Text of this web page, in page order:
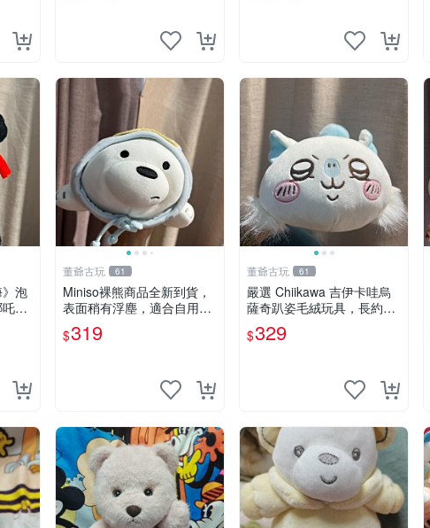
泡
搪
顯
特
董爺古玩 61
Miniso裸熊商品全新到貨，
表面稍有浮塵，適合自用收
藏嚴選款。 裸熊 商品 裸熊
玩偶
$319
董爺古玩 61
嚴選 Chiikawa 吉伊卡哇烏
薩奇趴姿毛絨玩具，長約30
cm，質地超軟適合收藏 烏
薩奇 Chiikawa 毛絨 超軟
$329